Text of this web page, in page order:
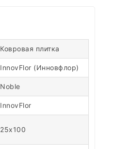
Ковровая плитка
InnovFlor (Инновфлор)
Noble
InnovFlor
25х100